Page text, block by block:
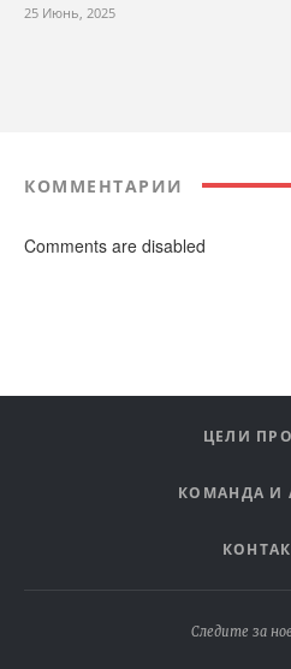
25 Июнь, 2025
КОММЕНТАРИИ
Comments are disabled
ЦЕЛИ
КОМАНДА И
Следите за